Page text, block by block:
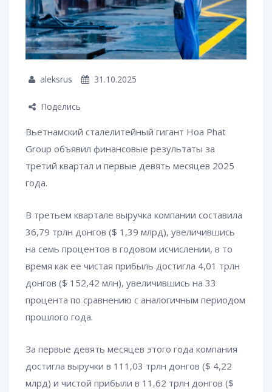
aleksrus 31.10.2025
Поделись
Вьетнамский сталелитейный гигант Hoa Phat
Group объявил финансовые результаты за
третий квартал и первые девять месяцев 2025
года.
В третьем квартале выручка компании составила
36,79 трлн донгов ($ 1,39 млрд), увеличившись
на семь процентов в годовом исчислении, в то
время как ее чистая прибыль достигла 4,01 трлн
донгов ($ 152,42 млн), увеличившись на 33
процента по сравнению с аналогичным периодом
прошлого года.
За первые девять месяцев этого года компания
достигла выручки в 111,03 трлн донгов ($ 4,22
млрд) и чистой прибыли в 11,62 трлн донгов ($